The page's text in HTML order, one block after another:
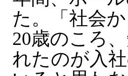
た。「社会
20歳のころ
れたのが入